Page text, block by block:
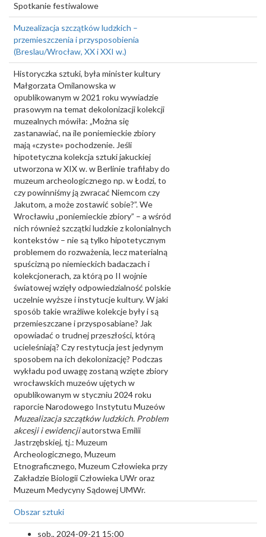
Spotkanie festiwalowe
Muzealizacja szczątków ludzkich –
przemieszczenia i przysposobienia
(Breslau/Wrocław, XX i XXI w.)
Historyczka sztuki, była minister kultury
Małgorzata Omilanowska w
opublikowanym w 2021 roku wywiadzie
prasowym na temat dekolonizacji kolekcji
muzealnych mówiła: „Można się
zastanawiać, na ile poniemieckie zbiory
mają «czyste» pochodzenie. Jeśli
hipotetyczna kolekcja sztuki jakuckiej
utworzona w XIX w. w Berlinie trafiłaby do
muzeum archeologicznego np. w Łodzi, to
czy powinniśmy ją zwracać Niemcom czy
Jakutom, a może zostawić sobie?”. We
Wrocławiu „poniemieckie zbiory” – a wśród
nich również szczątki ludzkie z kolonialnych
kontekstów – nie są tylko hipotetycznym
problemem do rozważenia, lecz materialną
spuścizną po niemieckich badaczach i
kolekcjonerach, za którą po II wojnie
światowej wzięły odpowiedzialność polskie
uczelnie wyższe i instytucje kultury. W jaki
sposób takie wrażliwe kolekcje były i są
przemieszczane i przysposabiane? Jak
opowiadać o trudnej przeszłości, którą
ucieleśniają? Czy restytucja jest jedynym
sposobem na ich dekolonizację? Podczas
wykładu pod uwagę zostaną wzięte zbiory
wrocławskich muzeów ujętych w
opublikowanym w styczniu 2024 roku
raporcie Narodowego Instytutu Muzeów
Muzealizacja szczątków ludzkich. Problem
akcesji i ewidencjiautorstwa Emilii
Jastrzębskiej, tj.: Muzeum
Archeologicznego, Muzeum
Etnograficznego, Muzeum Człowieka przy
Zakładzie Biologii Człowieka UWr oraz
Muzeum Medycyny Sądowej UMWr.
Obszar sztuki
sob., 2024-09-21 15:00